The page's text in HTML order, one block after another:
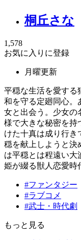
桐丘さな
1,578
お気に入りに登録
月曜更新
平穏な生活を愛する
和を守る定廻同心。
女と出会う。少女の
様で大きな秘密を持
けた十真は成り行き
穏を献上しようと決
は平穏とは程遠い大
姫が綴る獣人恋愛時
#ファンタジー
#ラブコメ
#武士・時代劇
もっと見る